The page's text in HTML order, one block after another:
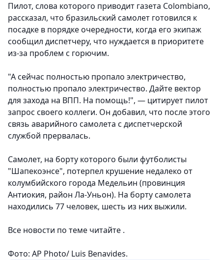
Пилот, слова которого приводит газета Colombiano,
рассказал, что бразильский самолет готовился к
посадке в порядке очередности, когда его экипаж
сообщил диспетчеру, что нуждается в приоритете
из-за проблем с горючим.
"А сейчас полностью пропало электричество,
полностью пропало электричество. Дайте вектор
для захода на ВПП. На помощь!", — цитирует пилот
запрос своего коллеги. Он добавил, что после этого
связь аварийного самолета с диспетчерской
службой прервалась.
Самолет, на борту которого были футболисты
"Шапекоэнсе", потерпел крушение недалеко от
колумбийского города Медельин (провинция
Антиокия, район Ла-Уньон). На борту самолета
находились 77 человек, шесть из них выжили.
Все новости по теме читайте .
Фото: AP Photo/ Luis Benavides.